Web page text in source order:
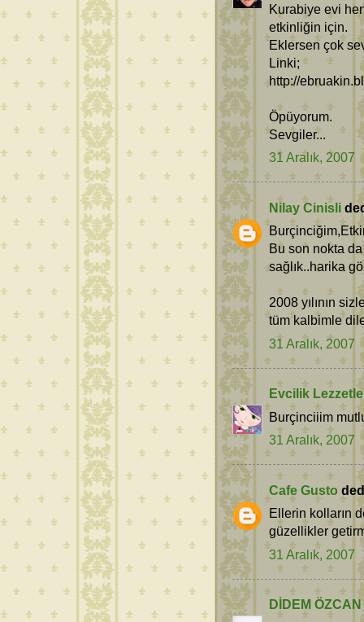
Kurabiye evi
etkinliğin için.
Eklersen çok
Linki;
http://
Öpüyorum.
Sevgiler...
31 Aralık, 2007
Nilay Cinisli
Bu son nokta
sağlık..harika
2008 yılının
tüm kalbimle
31 Aralık, 2007
Evcilik
Burçinciiim
31 Aralık, 2007
Cafe Gusto
Ellerin kolların
güzellikler
31 Aralık, 2007
DİDEM ÖZCAN